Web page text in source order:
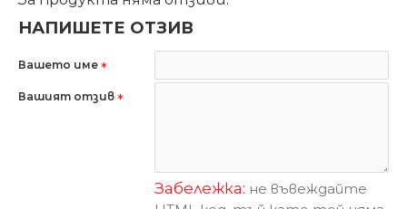
НАПИШЕТЕ ОТЗИВ
Вашето име
Вашият отзив
Забележка: не въвеждайте